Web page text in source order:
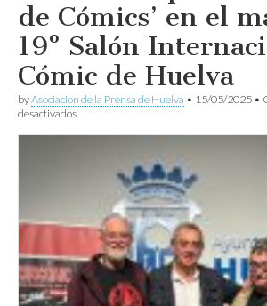
de Cómics’ en el
19º Salón
Cómic de Huelva
byAsociacion de la Prensa de Huelva • 15/05/2025 •
desactivadosen
temporada
‘Día
Cómics’
en
el
marco